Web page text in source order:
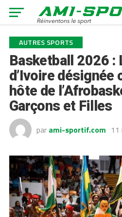
AUTRES SPORTS
Basketball 2026 :
d’Ivoire désignée
hôte de
Garçons et Filles
par ami-sportif.com 11